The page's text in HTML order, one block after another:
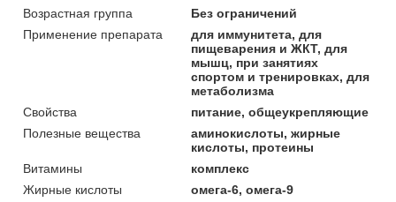
Возрастная группа
Без ограничений
Применение препарата
для иммунитета, для
пищеварения и ЖКТ, для
мышц, при занятиях
спортом и тренировках, для
метаболизма
Свойства
питание, общеукрепляющие
Полезные вещества
аминокислоты, жирные
кислоты, протеины
Витамины
комплекс
Жирные кислоты
омега-6, омега-9